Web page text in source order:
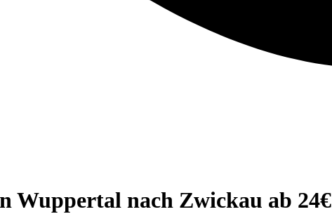
Wuppertal nach Zwickau ab 24€